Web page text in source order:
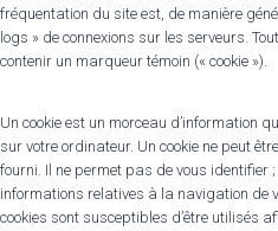
fréquentation du site est, de manière
logs » de connexions sur les serveurs.
contenir un marqueur témoin (« cookie »).
Un cookie est un morceau d’information
sur votre ordinateur. Un cookie ne peut
fourni. Il ne permet pas de vous identifier
informations relatives à la navigation de
cookies sont susceptibles d’être utilisés